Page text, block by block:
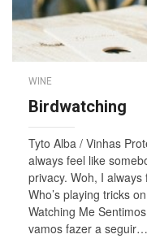
WINE
Birdwatching
Tyto Alba / Vinhas
always feel like
privacy. Woh, I always
Who’s playing tricks
Watching Me
vamos fazer a